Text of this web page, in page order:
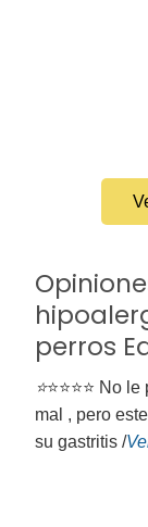
perros
⭐⭐⭐⭐⭐ No
mal , pero
su gastritis /